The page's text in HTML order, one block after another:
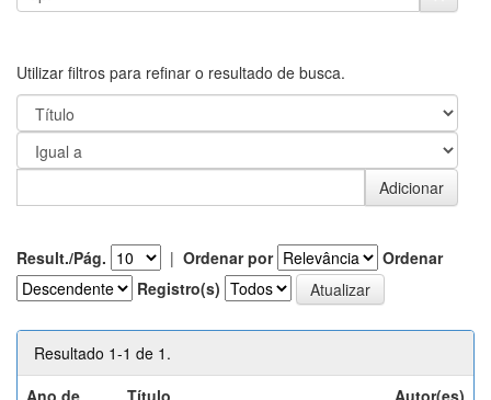
Utilizar filtros para refinar o resultado de busca.
Result./Pág. | Ordenar por
Ordenar
Registro(s)
Resultado 1-1 de 1.
Ano de
Título Autor(es)